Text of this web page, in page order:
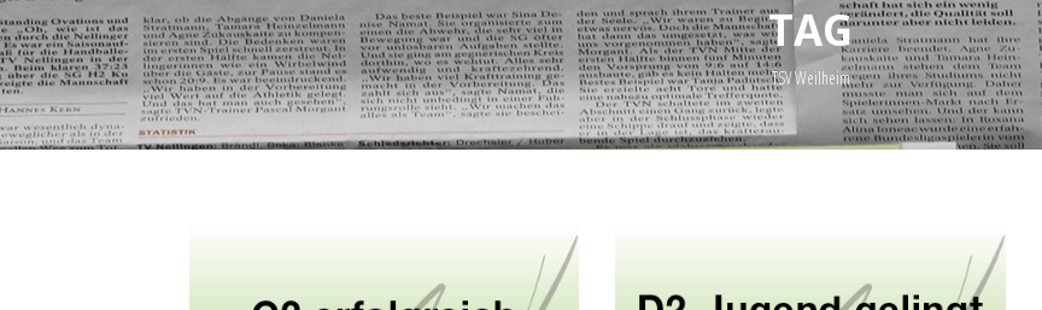
TAG
TSV Weilheim